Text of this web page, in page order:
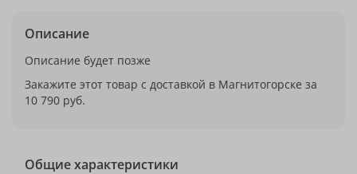
Описание
Описание будет позже
Закажите этот товар с доставкой в Магнитогорске за
10 790 руб.
Общие характеристики